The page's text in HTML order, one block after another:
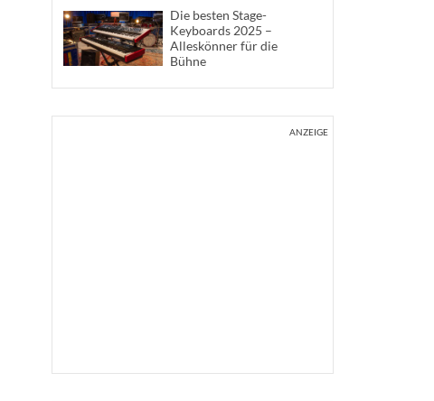
Die besten Stage-
Keyboards 2025 –
Alleskönner für die
Bühne
ANZEIGE